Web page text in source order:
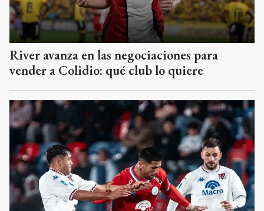
River avanza en las negociaciones para
vender a Colidio: qué club lo quiere